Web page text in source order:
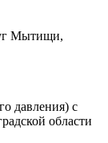
Мытищи,
давления) с
области